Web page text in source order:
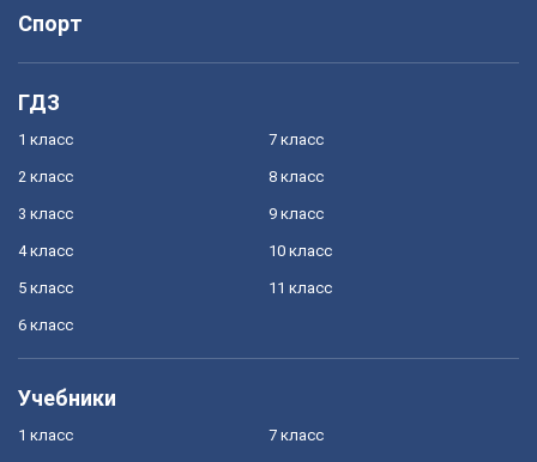
Спорт
ГДЗ
1 класс
2 класс
3 класс
4 класс
5 класс
6 класс
7 класс
8 класс
9 класс
10 класс
11 класс
Учебники
1 класс 7 класс